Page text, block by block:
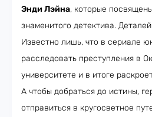
Энди Лэйна, которые
знаменитого детектива.
Известно лишь, что в сериале
расследовать преступления в
университете и в итоге
А чтобы добраться до истины,
отправиться в кругосветное